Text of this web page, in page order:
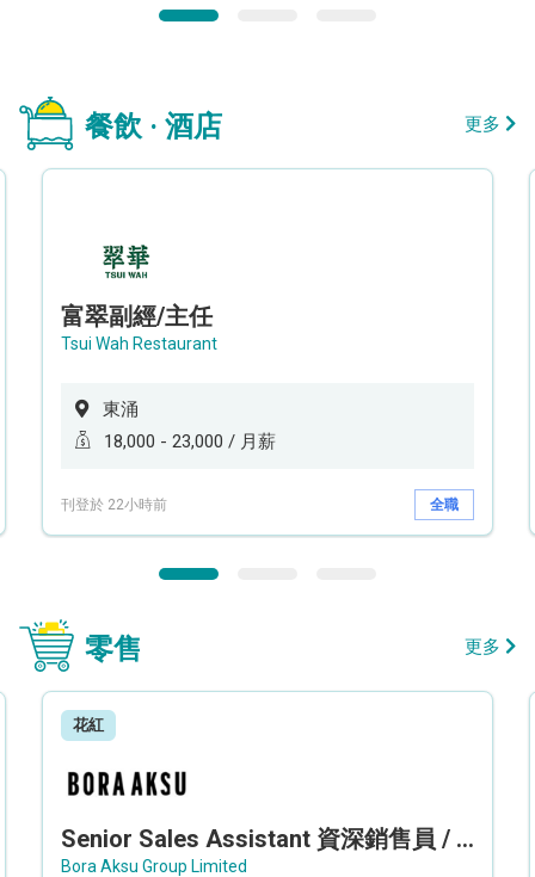
餐飲 · 酒店 更多
富翠副經/主任
Tsui Wah Restaurant
東涌
18,000 - 23,000 / 月薪
刊登於 22小時前 全職
零售 更多
花紅
Senior Sales Assistant 資深銷售員 / Sales Assistant 銷售員
Bora Aksu Group Limited